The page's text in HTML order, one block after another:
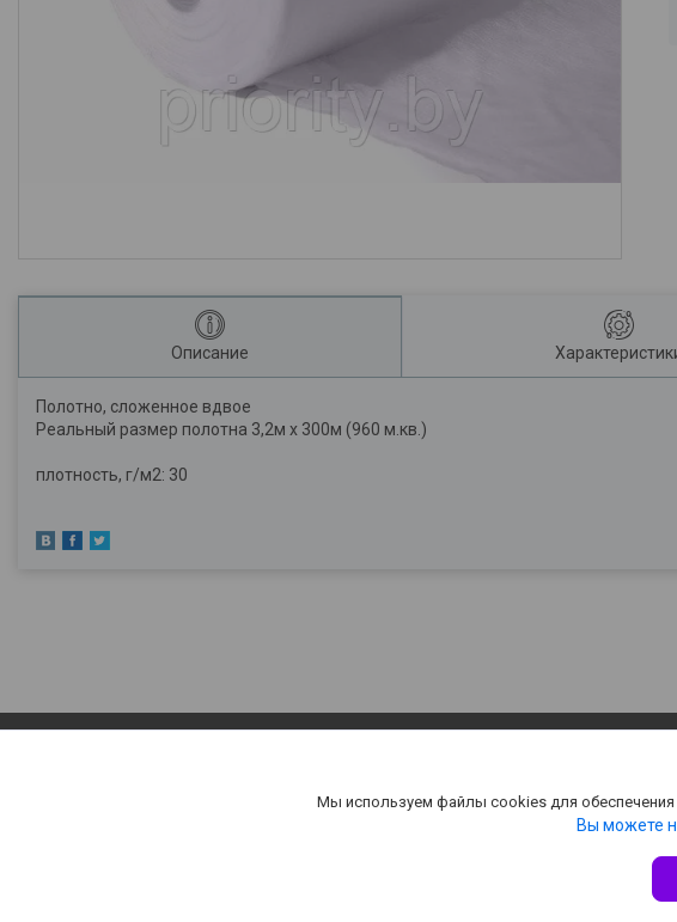
Описание
Полотно, сложенное вдвое
Реальный размер полотна 3,2м х 300м (960 м.кв.)
плотность, г/м2: 30
Мы используем файлы cookies для обеспечения
Вы можете
ООО